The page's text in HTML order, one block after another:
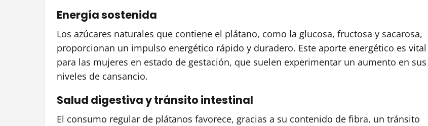
Energía sostenida
Los azúcares naturales que contiene el plátano, como la glucosa, fructosa y sacarosa,
proporcionan un impulso energético rápido y duradero. Este aporte energético es vital
para las mujeres en estado de gestación, que suelen experimentar un aumento en sus
niveles de cansancio.
Salud digestiva y tránsito intestinal
El consumo regular de plátanos favorece, gracias a su contenido de fibra, un tránsito